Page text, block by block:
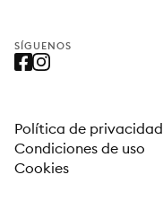
SÍGUENOS
Política de privacidad
Condiciones de uso
Cookies